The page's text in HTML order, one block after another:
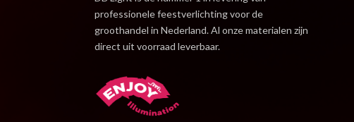
professionele feestverlichting voor de
groothandel in Nederland. Al onze materialen zijn
direct uit voorraad leverbaar.